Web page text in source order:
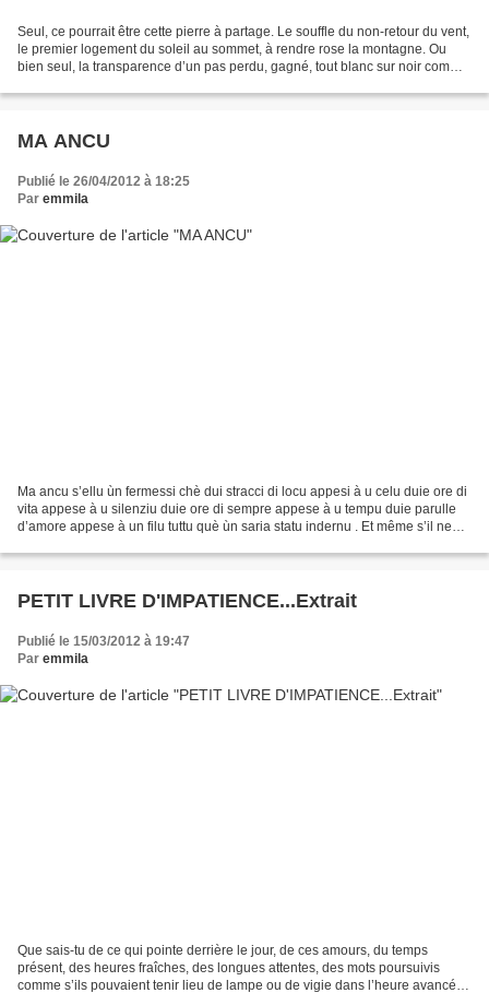
Seul, ce pourrait être cette pierre à partage. Le souffle du non-retour du vent,
le premier logement du soleil au sommet, à rendre rose la montagne. Ou
bien seul, la transparence d’un pas perdu, gagné, tout blanc sur noir comme
MA ANCU
Publié le 26/04/2012 à 18:25
Par emmila
Ma ancu s’ellu ùn fermessi chè dui stracci di locu appesi à u celu duie ore di
vita appese à u silenziu duie ore di sempre appese à u tempu duie parulle
d’amore appese à un filu tuttu què ùn saria statu indernu . Et même s’il ne
PETIT LIVRE D'IMPATIENCE...Extrait
Publié le 15/03/2012 à 19:47
Par emmila
Que sais-tu de ce qui pointe derrière le jour, de ces amours, du temps
présent, des heures fraîches, des longues attentes, des mots poursuivis
comme s’ils pouvaient tenir lieu de lampe ou de vigie dans l’heure avancée